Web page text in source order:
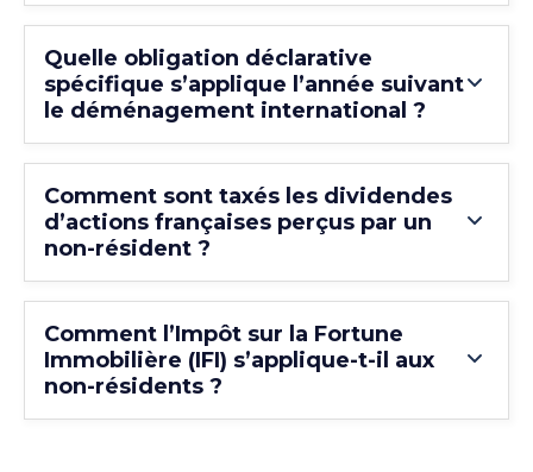
Quelle obligation déclarative
spécifique s’applique l’année suivant
le déménagement international ?
Comment sont taxés les dividendes
d’actions françaises perçus par un
non-résident ?
Comment l’Impôt sur la Fortune
Immobilière (IFI) s’applique-t-il aux
non-résidents ?